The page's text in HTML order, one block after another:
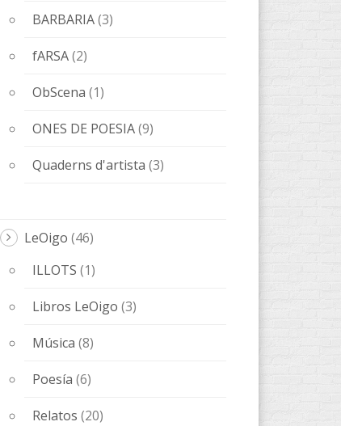
BARBARIA(3)
fARSA(2)
ObScena (1)
ONES DE POESIA(9)
Quaderns d'artista (3)
LeOigo (46)
ILLOTS (1)
Libros LeOigo (3)
Música (8)
Poesía (6)
Relatos (20)